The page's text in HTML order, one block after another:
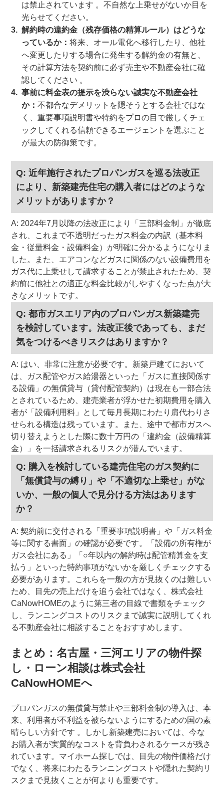
は禁止されています 。不自然な上乗せがないか目を
光らせてください。
解約時の違約金（残存価格の精算ルール）はどうな
っているか：将来、オール電化へ移行したり、他社
へ変更したりする場合に発生する解約金の有無と、
その計算方法を契約前に必ず売主や不動産会社に確
認してください 。
事前に料金表の提示を渋らない誠実な不動産会社
か：不都合なデメリットを隠そうとする会社ではな
く、重要事項説明書や特約をプロの目で厳しくチェ
ックしてくれる信頼できるエージェントを選ぶこと
が最大の防御策です。
Q: 近年施行されたプロパンガスを巡る法改正
により、新築建売住宅の購入者にはどのような
メリットがありますか？
A: 2024年7月以降の法改正により「三部料金制」が徹底
され、これまで不透明だったガス料金の内訳（基本料
金・従量料金・設備料金）が明確に分かるようになりま
した。また、エアコンなどガスに関係のない設備費用を
ガス代に上乗せして請求することが禁止されたため、契
約前に他社との適正な料金比較がしやすくなった点が大
きなメリットです。
Q: 都市ガスエリア内のプロパンガス新築建売
を検討しています。法改正後であっても、まだ
気をつけるべきリスクはありますか？
A: はい、非常に注意が必要です。新築戸建てにおいて
は、ガス配管やガス給湯器といった「ガスに直接関係す
る設備」の無償貸与（貸付配管契約）は現在も一部合法
とされているため、建売業者が浮かせた初期費用を購入
者が「設備利用料」として毎月長期にわたり肩代わりさ
せられる構造は残っています。また、途中で都市ガスへ
切り替えようとした際に数十万円の「違約金（設備精算
金）」を一括請求されるリスクが潜んでいます。
Q: 購入を検討している建売住宅のガス契約に
「無償貸与の縛り」や「不適切な上乗せ」がな
いか、一般の個人で見分ける方法はあります
か？
A: 契約前に交付される「重要事項説明書」や「ガス料金
等に関する書面」の確認が必要です。「設備の所有権が
ガス会社にある」「○年以内の解約時は配管精算金を支
払う」といった特約事項がないかを厳しくチェックする
必要があります。これらを一般の方が見抜くのは難しい
ため、目先の売上だけを追う会社ではなく、株式会社
CaNowHOMEのように第三者の目線で書類をチェック
し、ランニングコストのリスクまで誠実に説明してくれ
る不動産会社に相談することをおすすめします。
まとめ：名古屋・三河エリアの物件探
し・ローン相談は株式会社
CaNowHOMEへ
プロパンガスの無償貸与禁止や三部料金制の導入は、本
来、利用者が不利益を被らないようにするための国の素
晴らしい方針です 。しかし新築建売においては、今な
お購入者が実質的なコストを背負わされるケースが残さ
れています。マイホーム探しでは、目先の物件価格だけ
でなく、将来にわたるランニングコストや隠れた契約リ
スクまで見抜くことが何よりも重要です。